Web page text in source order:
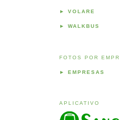
► VOLARE
► WALKBUS
FOTOS POR
► EMPRESAS
APLICATIVO